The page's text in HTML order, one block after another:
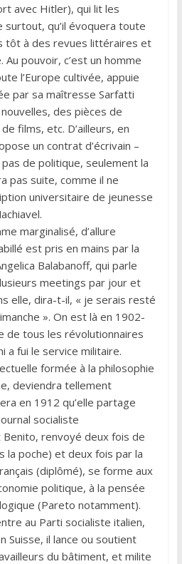
avec Hitler), qui lit les
surtout, qu’il évoquera toute
tôt à des revues littéraires et
pouvoir, c’est un homme
l’Europe cultivée, appuie
par sa maîtresse Sarfatti
des pièces de
films, etc. D’ailleurs, en
un contrat d’écrivain –
de politique, seulement la
pas suite, comme il ne
universitaire de jeunesse
marginalisé, d’allure
est pris en mains par la
Balabanoff, qui parle
meetings par jour et
elle, dira-t-il, « je serais resté
». On est là en 1902-
de tous les révolutionnaires
a fui le service militaire.
formée à la philosophie
deviendra tellement
en 1912 qu’elle partage
socialiste
Benito, renvoyé deux fois de
la poche) et deux fois par la
(diplômé), se forme aux
politique, à la pensée
(Pareto notamment).
au Parti socialiste italien,
Suisse, il lance ou soutient
du bâtiment, et milite